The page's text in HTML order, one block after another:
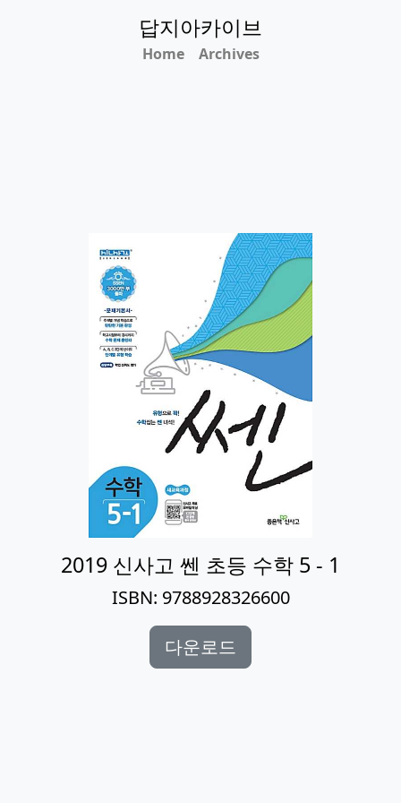
답지아카이브
Home Archives
2019 신사고 쎈 초등 수학 5 - 1
ISBN: 9788928326600
다운로드